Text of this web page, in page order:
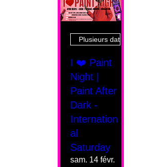
Plusieurs dates
I ❤️ Paint
Night |
Paint After
Dark -
Internation
al
Saturday
sam. 14 févr.